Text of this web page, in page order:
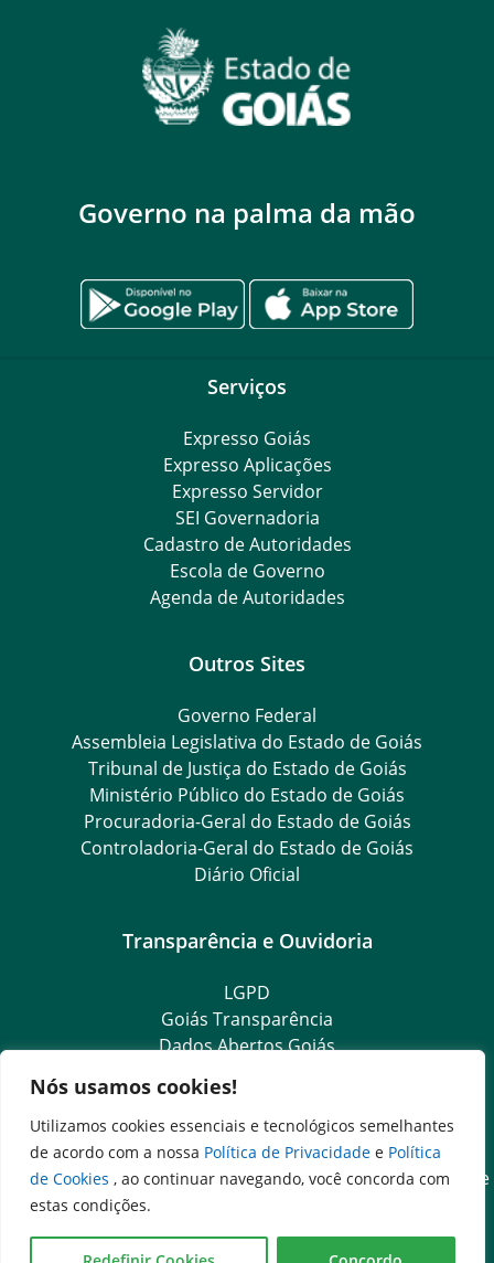
Nós usamos cookies!
Utilizamos cookies essenciais e tecnológicos semelhantes
de acordo com a nossa Política de Privacidade e Política
de Cookies , ao continuar navegando, você concorda com
estas condições.
Governo na palma da mão
Serviços
Expresso Goiás
Expresso Aplicações
Expresso Servidor
SEI Governadoria
Cadastro de Autoridades
Escola de Governo
Agenda de Autoridades
Outros Sites
Governo Federal
Assembleia Legislativa do Estado de Goiás
Tribunal de Justiça do Estado de Goiás
Ministério Público do Estado de Goiás
Procuradoria-Geral do Estado de Goiás
Controladoria-Geral do Estado de Goiás
Diário Oficial
Transparência e Ouvidoria
LGPD
Goiás Transparência
Dados Abertos Goiás
Ouvidoria Geral
SIC – Serviço de Informação ao Cidadão
e-SIC – Serviço Eletrônico de Informação ao Cidadão
Acesso às Informações das Organizações Sociais de Saúde
Ouvidoria Setorial (Expresso)
Ouvidoria Setorial (Presencial)